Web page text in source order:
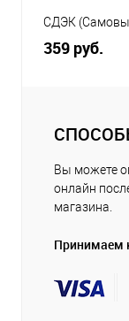
СДЭК
359 руб.
Вы можете
онлайн
магазина.
Принимаем